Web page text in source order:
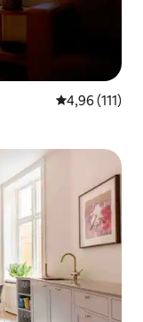
Средна
4,96 (111)